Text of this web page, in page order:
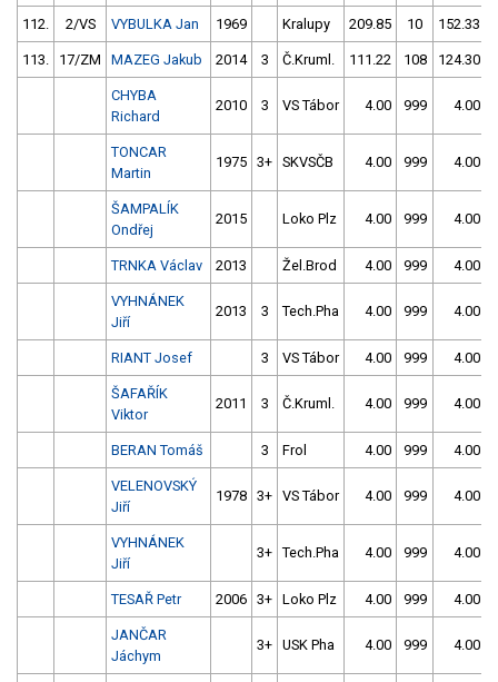
112. 2/VS VYBULKA Jan 1969 Kralupy 209.85 10 152.33
113. 17/ZM MAZEG Jakub 2014 3 Č.Kruml. 111.22 108 124.30
CHYBA
Richard
2010 3 VS Tábor 4.00 999 4.00
TONCAR
Martin
1975 3+ SKVSČB 4.00 999 4.00
ŠAMPALÍK
Ondřej
2015 Loko Plz 4.00 999 4.00
TRNKA Václav 2013 Žel.Brod 4.00 999 4.00
VYHNÁNEK
Jiří
2013 3 Tech.Pha 4.00 999 4.00
RIANT Josef 3 VS Tábor 4.00 999 4.00
ŠAFAŘÍK
Viktor
2011 3 Č.Kruml. 4.00 999 4.00
BERAN Tomáš 3 Frol 4.00 999 4.00
VELENOVSKÝ
Jiří
1978 3+ VS Tábor 4.00 999 4.00
VYHNÁNEK
Jiří
3+ Tech.Pha 4.00 999 4.00
TESAŘ Petr 2006 3+ Loko Plz 4.00 999 4.00
JANČAR
Jáchym
3+ USK Pha 4.00 999 4.00